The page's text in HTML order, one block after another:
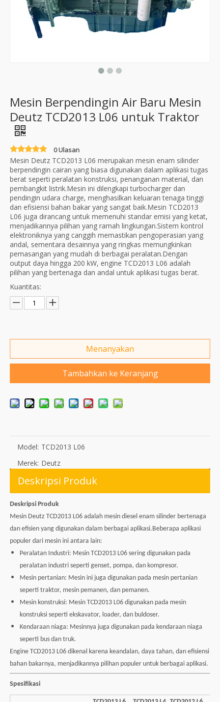
Mesin Berpendingin Air Baru Mesin
Deutz TCD2013 L06 untuk Traktor
0 Ulasan
Mesin Deutz TCD2013 L06 merupakan mesin enam silinder
berpendingin cairan yang biasa digunakan dalam aplikasi tugas
berat seperti peralatan konstruksi, penanganan material, dan
pembangkit listrik.Mesin ini dilengkapi turbocharger dan
pendingin udara charge, menghasilkan keluaran tenaga tinggi
dan efisiensi bahan bakar yang sangat baik.Mesin TCD2013
L06 juga dirancang untuk memenuhi standar emisi yang ketat,
menjadikannya pilihan yang ramah lingkungan.Sistem kontrol
elektroniknya yang canggih memastikan pengoperasian yang
andal, sementara desainnya yang ringkas memungkinkan
pemasangan yang mudah di berbagai peralatan.Dengan
output daya hingga 200 kW, engine TCD2013 L06 adalah
pilihan yang bertenaga dan andal untuk aplikasi tugas berat.
Kuantitas:
Menanyakan
Tambahkan ke Keranjang
Model: TCD2013 L06
Merek: Deutz
Deskripsi Produk
Deskripsi Produk
Mesin Deutz TCD2013 L06 adalah mesin diesel enam silinder bertenaga
dan efisien yang digunakan dalam berbagai aplikasi.Beberapa aplikasi
populer dari mesin ini antara lain:
Peralatan Industri: Mesin TCD2013 L06 sering digunakan pada
peralatan industri seperti genset, pompa, dan kompresor.
Mesin pertanian: Mesin ini juga digunakan pada mesin pertanian
seperti traktor, mesin pemanen, dan pemanen.
Mesin konstruksi: Mesin TCD2013 L06 digunakan pada mesin
konstruksi seperti ekskavator, loader, dan buldoser.
Kendaraan niaga: Mesinnya juga digunakan pada kendaraan niaga
seperti bus dan truk.
Engine TCD2013 L06 dikenal karena keandalan, daya tahan, dan efisiensi
bahan bakarnya, menjadikannya pilihan populer untuk berbagai aplikasi.
Spesifikasi